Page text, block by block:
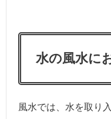
水の風水に
風水では、水を取り